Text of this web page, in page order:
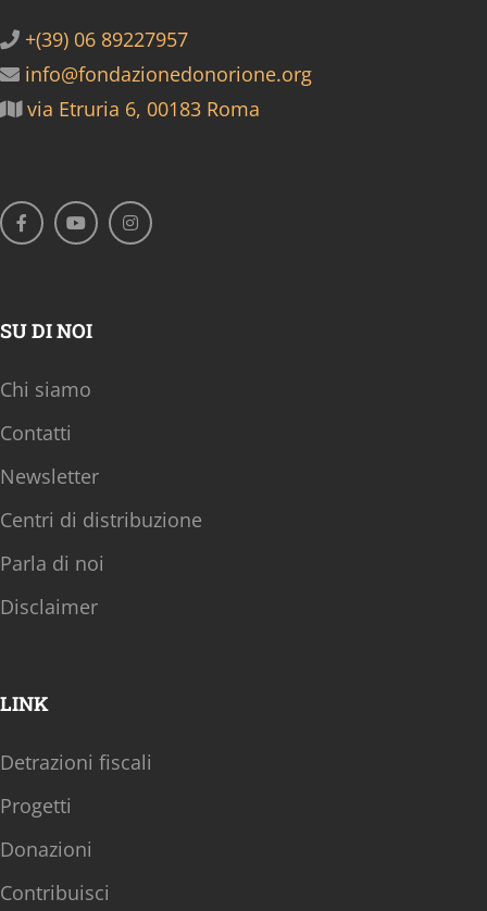
+(39) 06 89227957
info@fondazionedonorione.org
via Etruria 6, 00183 Roma
SU DI NOI
Chi siamo
Contatti
Newsletter
Centri di distribuzione
Parla di noi
Disclaimer
LINK
Detrazioni fiscali
Progetti
Donazioni
Contribuisci